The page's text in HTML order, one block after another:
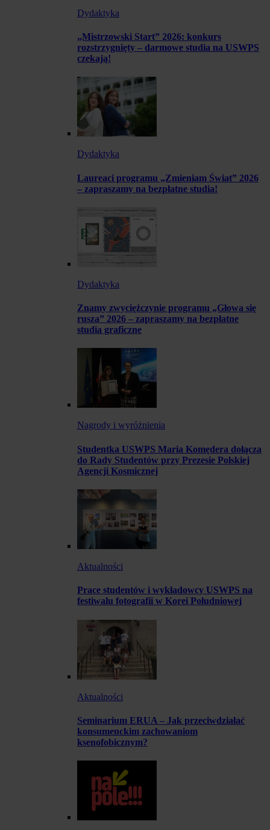
Dydaktyka
„Mistrzowski Start” 2026: konkurs
rozstrzygnięty – darmowe studia na USWPS
czekają!
Dydaktyka
Laureaci programu „Zmieniam Świat” 2026
– zapraszamy na bezpłatne studia!
Dydaktyka
Znamy zwyciężczynie programu „Głowa się
rusza” 2026 – zapraszamy na bezpłatne
studia graficzne
Nagrody i wyróżnienia
Studentka USWPS Maria Komędera dołącza
do Rady Studentów przy Prezesie Polskiej
Agencji Kosmicznej
Aktualności
Prace studentów i wykładowcy USWPS na
festiwalu fotografii w Korei Południowej
Aktualności
Seminarium ERUA – Jak przeciwdziałać
konsumenckim zachowaniom
ksenofobicznym?